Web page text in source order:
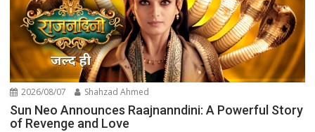
2026/08/07 Shahzad Ahmed
Sun Neo Announces Raajnanndini: A Powerful Story
of Revenge and Love